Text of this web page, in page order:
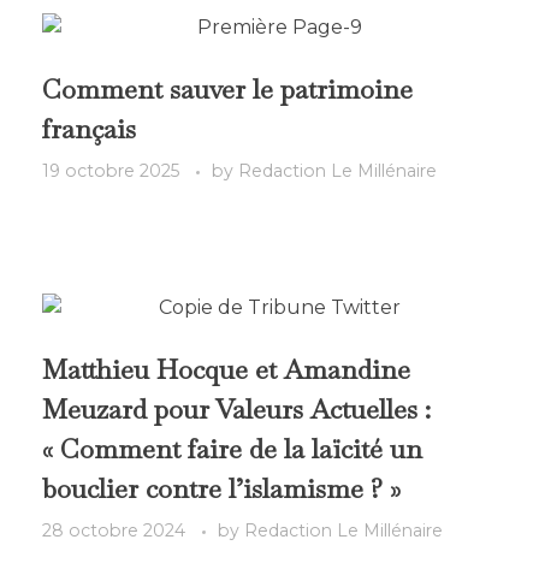
Comment sauver le patrimoine
français
19 octobre 2025 by Redaction Le Millénaire
Matthieu Hocque et Amandine
Meuzard pour Valeurs Actuelles :
« Comment faire de la laïcité un
bouclier contre l’islamisme ? »
28 octobre 2024 by Redaction Le Millénaire